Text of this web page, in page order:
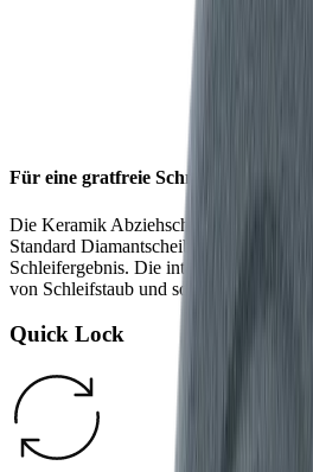
Für eine gratfreie Schneide
Die Keramik Abziehscheibe entfernt
Standard Diamantscheibe den Grat und
Schleifergebnis. Die integrierten Rillen
von Schleifstaub und sorgen so für eine
Quick Lock